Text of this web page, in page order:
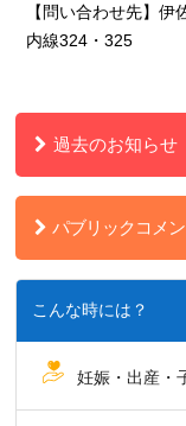
【問い合わせ先】
内線324・325
過去のお知らせ
パブリックコメ
こんな時には？
妊娠・出産・